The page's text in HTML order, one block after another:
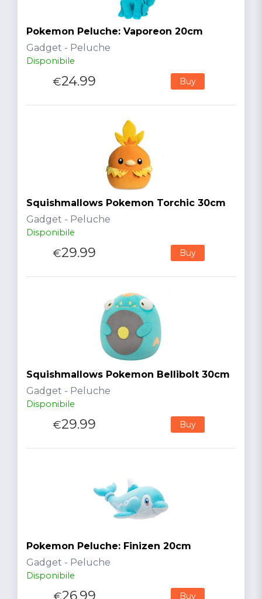
Pokemon Peluche: Vaporeon 20cm
Gadget - Peluche
Disponibile
€24.99 Buy
Squishmallows Pokemon Torchic 30cm
Gadget - Peluche
Disponibile
€29.99 Buy
Squishmallows Pokemon Bellibolt 30cm
Gadget - Peluche
Disponibile
€29.99 Buy
Pokemon Peluche: Finizen 20cm
Gadget - Peluche
Disponibile
€26.99 Buy